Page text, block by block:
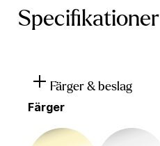
Specifikationer
Färger & beslag
Färger